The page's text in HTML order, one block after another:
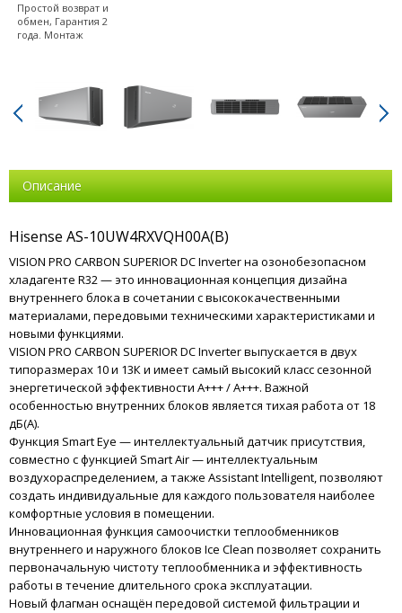
Простой возврат и
обмен, Гарантия 2
года. Монтаж
Описание
Hisense AS-10UW4RXVQH00A(B)
VISION PRO CARBON SUPERIOR DC Inverter на озонобезопасном
хладагенте R32 — это инновационная концепция дизайна
внутреннего блока в сочетании с высококачественными
материалами, передовыми техническими характеристиками и
новыми функциями.
VISION PRO CARBON SUPERIOR DC Inverter выпускается в двух
типоразмерах 10 и 13К и имеет самый высокий класс сезонной
энергетической эффективности A+++ / A+++. Важной
особенностью внутренних блоков является тихая работа от 18
дБ(А).
Функция Smart Eye — интеллектуальный датчик присутствия,
совместно с функцией Smart Air — интеллектуальным
воздухораспределением, а также Assistant Intelligent, позволяют
создать индивидуальные для каждого пользователя наиболее
комфортные условия в помещении.
Инновационная функция самоочистки теплообменников
внутреннего и наружного блоков Ice Clean позволяет сохранить
первоначальную чистоту теплообменника и эффективность
работы в течение длительного срока эксплуатации.
Новый флагман оснащён передовой системой фильтрации и